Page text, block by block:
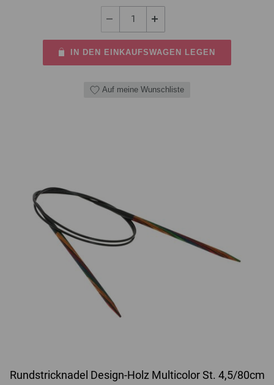
IN DEN EINKAUFSWAGEN LEGEN
Auf meine Wunschliste
Rundstricknadel Design-Holz Multicolor St. 4,5/80cm